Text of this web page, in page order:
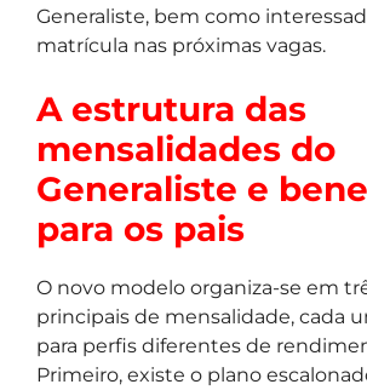
Generaliste, bem como
matrícula nas próximas vagas.
A estrutura das
mensalidades do
Generaliste e
para os pais
O novo modelo organiza-se em
principais de mensalidade, cada
para perfis diferentes de
Primeiro, existe o plano